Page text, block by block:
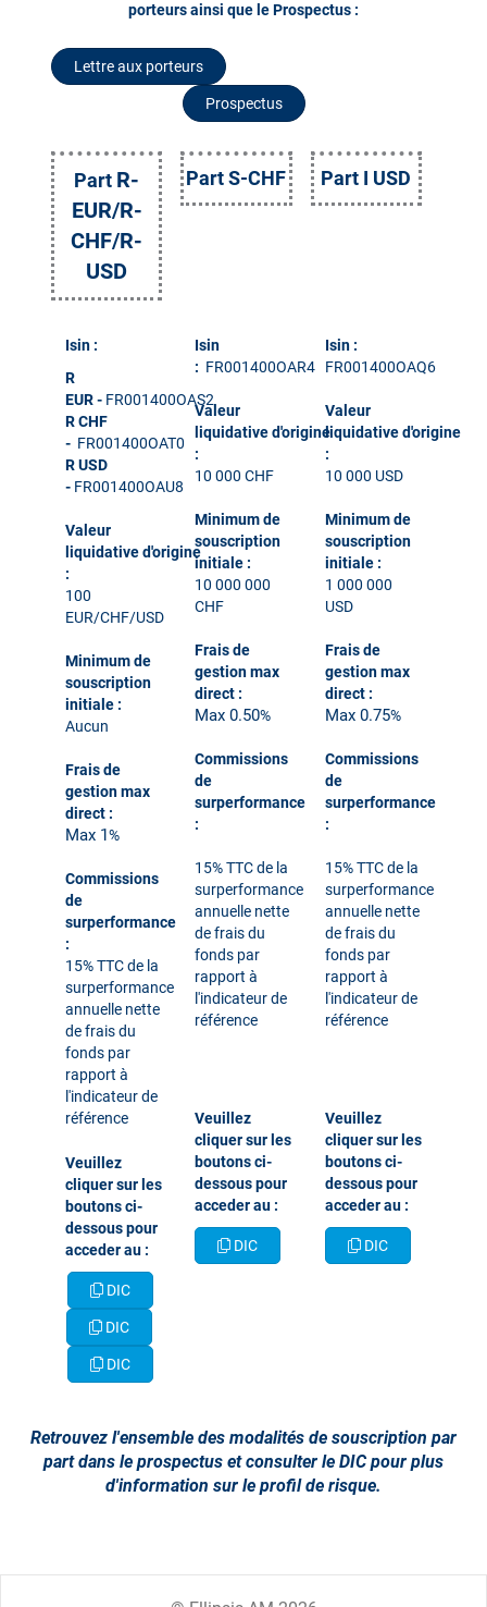
porteurs ainsi que le Prospectus :
Lettre aux porteurs
Prospectus
Part R-
EUR/R-
CHF/R-
USD
Part S-CHF Part I USD
Isin :
R
EUR- FR001400OAS2
R CHF
- FR001400OAT0
R USD
- FR001400OAU8
Valeur
liquidative d'origine
:
100
EUR/CHF/USD
Minimum de
souscription
initiale :
Aucun
Frais de
gestion max
direct :
Max 1%
Commissions
de
surperformance
:
15% TTC de la
surperformance
annuelle nette
de frais du
fonds par
rapport à
l'indicateur de
référence
​​​​​​​Veuillez
cliquer sur les
boutons ci-
dessous pour
acceder au :
DIC
DIC
DIC
Isin
: FR001400OAR4
Valeur
liquidative d'origine
:
10 000 CHF
Minimum de
souscription
initiale :
10 000 000
CHF
Frais de
gestion max
direct :
Max 0.50%
Commissions
de
surperformance
:
15% TTC de la
surperformance
annuelle nette
de frais du
fonds par
rapport à
l'indicateur de
référence
​​​​​​​Veuillez
cliquer sur les
boutons ci-
dessous pour
acceder au :
DIC
Isin :
FR001400OAQ6
Valeur
liquidative d'origine
:
10 000 USD
Minimum de
souscription
initiale :
1 000 000
USD
Frais de
gestion max
direct :
Max 0.75%
Commissions
de
surperformance
:
15% TTC de la
surperformance
annuelle nette
de frais du
fonds par
rapport à
l'indicateur de
référence
​​​​​​​Veuillez
cliquer sur les
boutons ci-
dessous pour
acceder au :
DIC
​​​​​Retrouvez l'ensemble des modalités de souscription par
part dans le prospectus et consulter le DIC pour plus
d'information sur le profil de risque.